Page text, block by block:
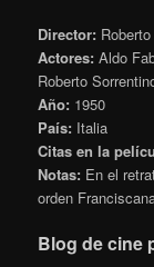
Director:
Actores: Aldo
Roberto
Año: 1950
País: Italia
Citas en la
Notas: En el
orden
Blog de cine